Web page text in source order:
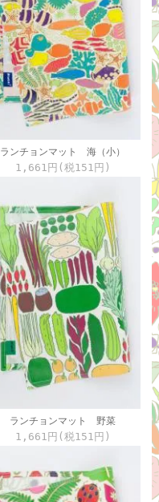
ランチョンマット 海（小）
1,661円(税151円)
ランチョンマット 野菜
1,661円(税151円)